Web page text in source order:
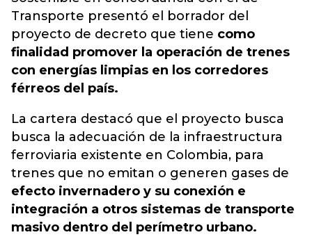
Transporte presentó el borrador del
proyecto de decreto que tiene como
finalidad promover la operación de trenes
con energías limpias en los corredores
férreos del país.
La cartera destacó que el proyecto busca
busca la adecuación de la infraestructura
ferroviaria existente en Colombia, para
trenes que no emitan o generen gases de
efecto invernadero y su conexión e
integración a otros sistemas de transporte
masivo dentro del perímetro urbano.